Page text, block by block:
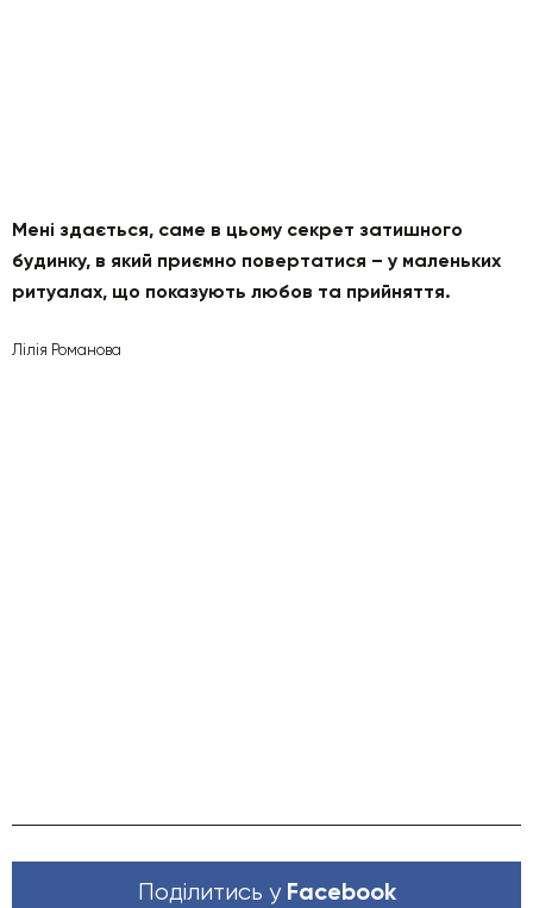
Мені здається, саме в цьому секрет затишного
будинку, в який приємно повертатися – у маленьких
ритуалах, що показують любов та прийняття.
Лілія Романова
Поділитись у Facebook